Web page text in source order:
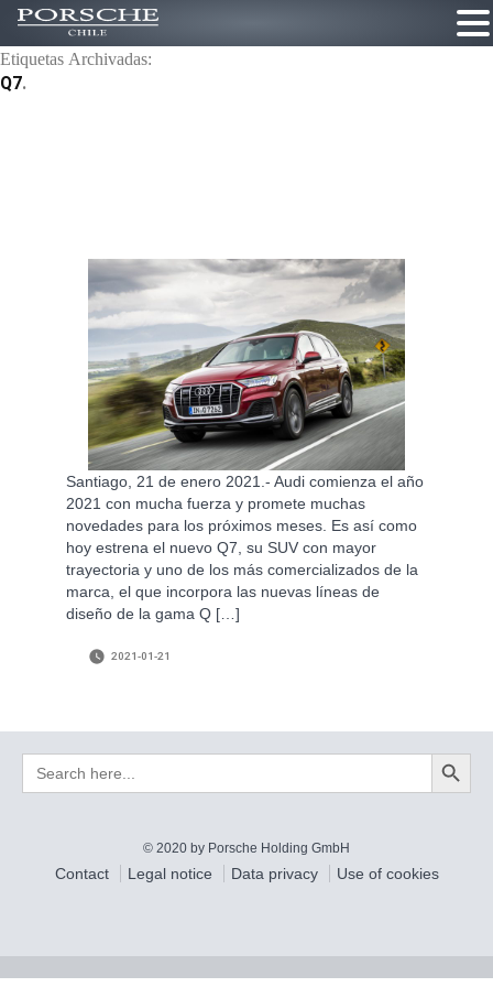
Ir
al
Etiquetas Archivadas:
Q7
Santiago, 21 de enero 2021.- Audi comienza el año
2021 con mucha fuerza y promete muchas
novedades para los próximos meses. Es así como
hoy estrena el nuevo Q7, su SUV con mayor
trayectoria y uno de los más comercializados de la
marca, el que incorpora las nuevas líneas de
diseño de la gama Q […]
2021-01-21
Search
for:
Search Button
© 2020 by Porsche Holding GmbH
Contact Legal notice Data privacy Use of cookies